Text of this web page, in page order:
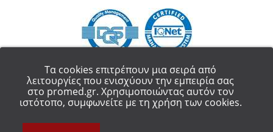
Τα cookies επιτρέπουν μια σειρά από
λειτουργίες που ενισχύουν την εμπειρία σας
στο promed.gr. Χρησιμοποιώντας αυτόν τον
ιστότοπο, συμφωνείτε με τη χρήση των cookies.
COPYRIGHT 2018 - ALL RIGHT RESERVED.PROMED ΟΡΘΟΠΕΔΙΚΑ ΕΙΔΗ
ΘΕΣΣΑΛΟΝΙΚΗ